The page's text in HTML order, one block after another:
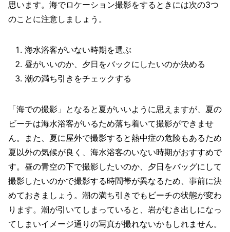
思います。海でロケーション撮影をするときには次の3つ
のことに注意しましょう。
海水浴客がいない時期を選ぶ
昼がいいのか、夕日をバックにしたいのか決める
潮の満ち引きをチェックする
「海での撮影」となると夏がいいように思えますが、夏の
ビーチは海水浴客がいるため落ち着いて撮影ができませ
ん。また、夏に屋外で撮影すると熱中症の危険もあるため
夏以外の気候が良く、海水浴客のいない時期がおすすめで
す。昼の青空の下で撮影したいのか、夕日をバッグにして
撮影したいのかで撮影する時間帯が異なるため、事前に決
めておきましょう。潮の満ち引きでもビーチの状態が変わ
ります。潮が引いてしまっていると、岩がむき出しになっ
てしまいイメージ通りの写真が撮れないかもしれません。